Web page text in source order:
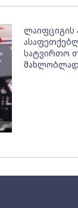
ლაიფციგის
სატვირთო
მახლობლად